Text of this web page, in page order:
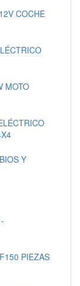
COCHE
MOTO
Y
PIEZAS